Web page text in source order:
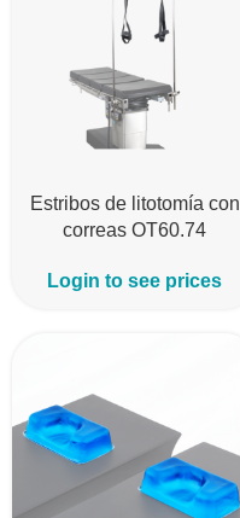
Estribos de litotomía con
correas OT60.74
Login to see prices